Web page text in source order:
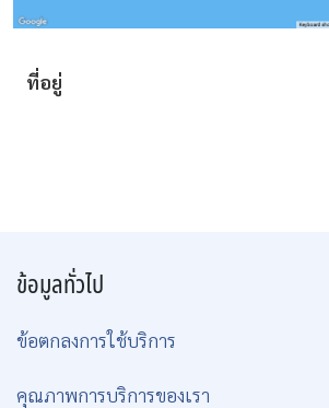
ที่อยู่
ข้อมูลทั่วไป
ข้อตกลงการใช้บริการ
คุณภาพการบริการของเรา